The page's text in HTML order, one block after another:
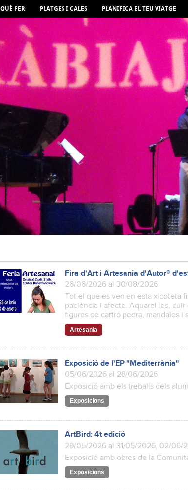
QUÈ FER PLATGES I CALES PLANIFICA EL TEU VIATGE
Fira d'Art i Artesania d'Autor®
26/06/2026 al 30/08/2026
Tot el que es ven en esta xicoteta
paciència i afecte. Aquarel·les,
figures de cartró pedra, mandales i
Artesania
Exposició de l'EP "Mediterrània"
05/06/2026 al 28/06/2026
Exposició amb els treballs dels
Exposicions
ArtBird: 4t edició
29/05/2026 al 31/05/2026, 02/06/
Exposició amb obres de la
Exposicions